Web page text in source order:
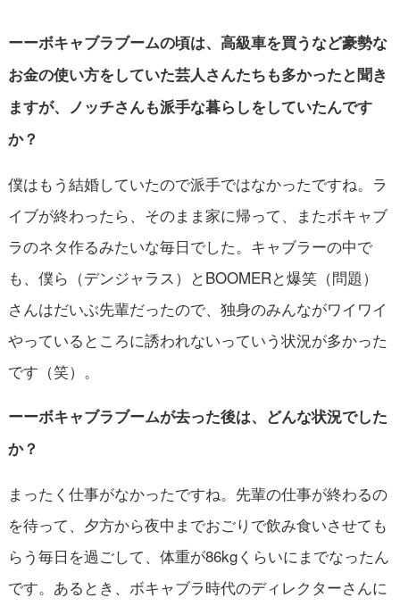
ーーボキャブラブームの頃は、高級車を買うなど豪勢な
お金の使い方をしていた芸人さんたちも多かったと聞き
ますが、ノッチさんも派手な暮らしをしていたんです
か？
僕はもう結婚していたので派手ではなかったですね。ラ
イブが終わったら、そのまま家に帰って、またボキャブ
ラのネタ作るみたいな毎日でした。キャブラーの中で
も、僕ら（デンジャラス）とBOOMERと爆笑（問題）
さんはだいぶ先輩だったので、独身のみんながワイワイ
やっているところに誘われないっていう状況が多かった
です（笑）。
ーーボキャブラブームが去った後は、どんな状況でした
か？
まったく仕事がなかったですね。先輩の仕事が終わるの
を待って、夕方から夜中までおごりで飲み食いさせても
らう毎日を過ごして、体重が86kgくらいにまでなったん
です。あるとき、ボキャブラ時代のディレクターさんに